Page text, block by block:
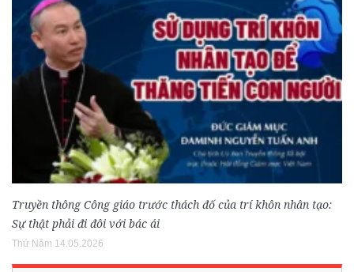
Truyền thông Công giáo trước thách đố của trí khôn nhân tạo:
Sự thật phải đi đôi với bác ái
Thứ Năm 14.05.2026